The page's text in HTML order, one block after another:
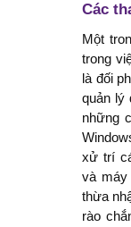
Các
Một
trong
là đối
quản lý
những
xử trí
và
thừa
rào